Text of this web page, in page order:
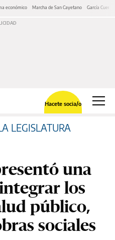
económico Marcha de San Cayetano García Cuerva
Hacete socia/o
LEGISLATURA
una
los
público,
sociales